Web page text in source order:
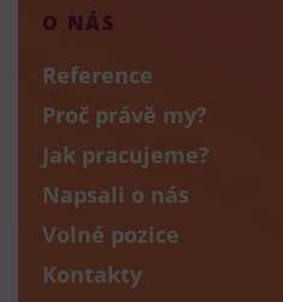
O NÁS
Reference
Proč právě my?
Jak pracujeme?
Napsali o nás
Volné pozice
Kontakty